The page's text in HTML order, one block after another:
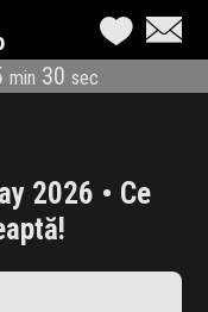
min 29 sec
2026 • Ce